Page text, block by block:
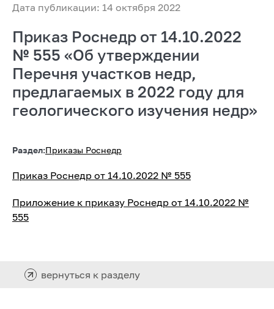
Дата публикации: 14 октября 2022
Приказ Роснедр от 14.10.2022
№ 555 «Об утверждении
Перечня участков недр,
предлагаемых в 2022 году для
геологического изучения недр»
Раздел:Приказы Роснедр
Приказ Роснедр от 14.10.2022 № 555
Приложение к приказу Роснедр от 14.10.2022 №
555
вернуться к разделу